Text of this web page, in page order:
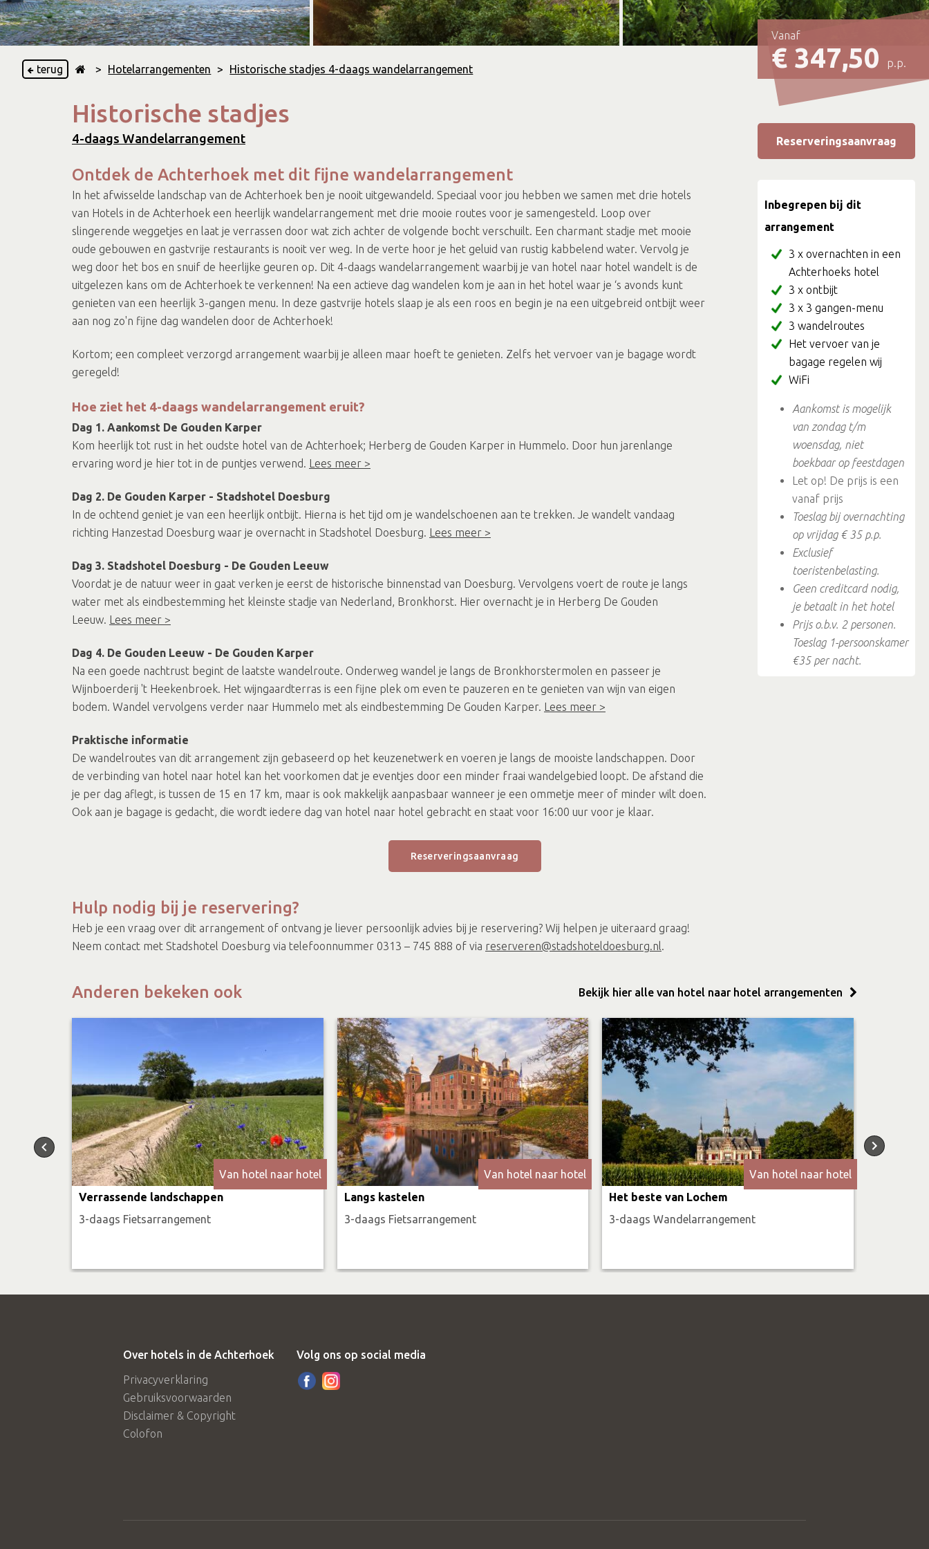
terug > Hotelarrangementen > Historische stadjes 4-daags wandelarrangement
Historische stadjes
4-daags Wandelarrangement
Vanaf
€ 347,50 p.p.
Reserveringsaanvraag
Inbegrepen bij dit
arrangement
3 x overnachten in een
Achterhoeks hotel
3 x ontbijt
3 x 3 gangen-menu
3 wandelroutes
Het vervoer van je
bagage regelen wij
WiFi
Aankomst is mogelijk
van zondag t/m
woensdag, niet
boekbaar op feestdagen
Let op! De prijs is een
vanaf prijs
Toeslag bij overnachting
op vrijdag € 35 p.p.​​​​
Exclusief
toeristenbelasting.
Geen creditcard nodig,
je betaalt in het hotel
Prijs o.b.v. 2 personen.
Toeslag 1-persoonskamer
€35 per nacht.
Ontdek de Achterhoek met dit fijne wandelarrangement
In het afwisselde landschap van de Achterhoek ben je nooit uitgewandeld. Speciaal voor jou hebben we samen met drie hotels
van Hotels in de Achterhoek een heerlijk wandelarrangement met drie mooie routes voor je samengesteld. Loop over
slingerende weggetjes en laat je verrassen door wat zich achter de volgende bocht verschuilt. Een charmant stadje met mooie
oude gebouwen en gastvrije restaurants is nooit ver weg. In de verte hoor je het geluid van rustig kabbelend water. Vervolg je
weg door het bos en snuif de heerlijke geuren op. Dit 4-daags wandelarrangement waarbij je van hotel naar hotel wandelt is de
uitgelezen kans om de Achterhoek te verkennen! Na een actieve dag wandelen kom je aan in het hotel waar je ‘s avonds kunt
genieten van een heerlijk 3-gangen menu. In deze gastvrije hotels slaap je als een roos en begin je na een uitgebreid ontbijt weer
aan nog zo'n fijne dag wandelen door de Achterhoek!
Kortom; een compleet verzorgd arrangement waarbij je alleen maar hoeft te genieten. Zelfs het vervoer van je bagage wordt
geregeld!
Hoe ziet het 4-daags wandelarrangement eruit?
Dag 1. Aankomst De Gouden Karper
Kom heerlijk tot rust in het oudste hotel van de Achterhoek; Herberg de Gouden Karper in Hummelo. Door hun jarenlange
ervaring word je hier tot in de puntjes verwend. Lees meer >
Dag 2. De Gouden Karper - Stadshotel Doesburg
In de ochtend geniet je van een heerlijk ontbijt. Hierna is het tijd om je wandelschoenen aan te trekken. Je wandelt vandaag
richting Hanzestad Doesburg waar je overnacht in Stadshotel Doesburg. Lees meer >
Dag 3. Stadshotel Doesburg - De Gouden Leeuw
Voordat je de natuur weer in gaat verken je eerst de historische binnenstad van Doesburg. Vervolgens voert de route je langs
water met als eindbestemming het kleinste stadje van Nederland, Bronkhorst. Hier overnacht je in Herberg De Gouden
Leeuw. Lees meer >
Dag 4. De Gouden Leeuw - De Gouden Karper
Na een goede nachtrust begint de laatste wandelroute. Onderweg wandel je langs de Bronkhorstermolen en passeer je
Wijnboerderij 't Heekenbroek. Het wijngaardterras is een fijne plek om even te pauzeren en te genieten van wijn van eigen
bodem. Wandel vervolgens verder naar Hummelo met als eindbestemming De Gouden Karper. Lees meer >
Praktische informatie
De wandelroutes van dit arrangement zijn gebaseerd op het keuzenetwerk en voeren je langs de mooiste landschappen. Door
de verbinding van hotel naar hotel kan het voorkomen dat je eventjes door een minder fraai wandelgebied loopt. De afstand die
je per dag aflegt, is tussen de 15 en 17 km, maar is ook makkelijk aanpasbaar wanneer je een ommetje meer of minder wilt doen.
Ook aan je bagage is gedacht, die wordt iedere dag van hotel naar hotel gebracht en staat voor 16:00 uur voor je klaar.
Reserveringsaanvraag
Hulp nodig bij je reservering?
Heb je een vraag over dit arrangement of ontvang je liever persoonlijk advies bij je reservering? Wij helpen je uiteraard graag!
Neem contact met Stadshotel Doesburg via telefoonnummer 0313 – 745 888 of via reserveren@stadshoteldoesburg.nl.
Anderen bekeken ook Bekijk hier alle van hotel naar hotel arrangementen
Van hotel naar hotel
Verrassende landschappen
3-daags Fietsarrangement
Van hotel naar hotel
Langs kastelen
3-daags Fietsarrangement
Van hotel naar hotel
Het beste van Lochem
3-daags Wandelarrangement
Over hotels in de Achterhoek
Privacyverklaring
Gebruiksvoorwaarden
Disclaimer & Copyright
Colofon
Volg ons op social media